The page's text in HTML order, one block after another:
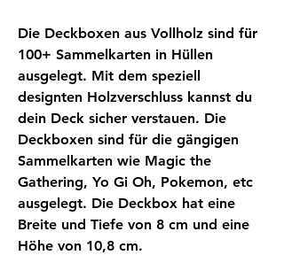
Die Deckboxen aus Vollholz sind für
100+ Sammelkarten in Hüllen
ausgelegt. Mit dem speziell
designten Holzverschluss kannst du
dein Deck sicher verstauen. Die
Deckboxen sind für die gängigen
Sammelkarten wie Magic the
Gathering, Yo Gi Oh, Pokemon, etc
ausgelegt. Die Deckbox hat eine
Breite und Tiefe von 8 cm und eine
Höhe von 10,8 cm.